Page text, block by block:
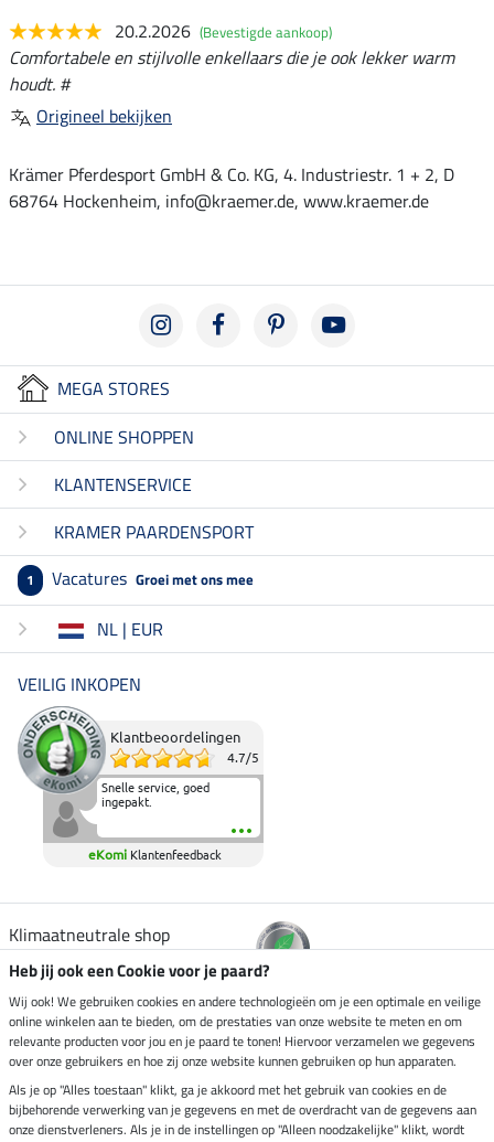
20.2.2026 (Bevestigde aankoop)
Comfortabele en stijlvolle enkellaars die je ook lekker warm
houdt. #
Origineel bekijken
Krämer Pferdesport GmbH & Co. KG, 4. Industriestr. 1 + 2, D
68764 Hockenheim, info@kraemer.de, www.kraemer.de
MEGA STORES
ONLINE SHOPPEN
KLANTENSERVICE
KRAMER PAARDENSPORT
1 Vacatures Groei met ons mee
NL | EUR
VEILIG INKOPEN
Klantbeoordelingen
4.7/5
Snelle service, goed
ingepakt.
eKomi Klantenfeedback
Klimaatneutrale shop
Verzending per
Veilig betalen met
Heb jij ook een Cookie voor je paard?
Wij ook! We gebruiken cookies en andere technologieën om je een optimale en veilige
online winkelen aan te bieden, om de prestaties van onze website te meten en om
relevante producten voor jou en je paard te tonen! Hiervoor verzamelen we gegevens
over onze gebruikers en hoe zij onze website kunnen gebruiken op hun apparaten.
Als je op "Alles toestaan" klikt, ga je akkoord met het gebruik van cookies en de
bijbehorende verwerking van je gegevens en met de overdracht van de gegevens aan
onze dienstverleners. Als je in de instellingen op "Alleen noodzakelijke" klikt, wordt